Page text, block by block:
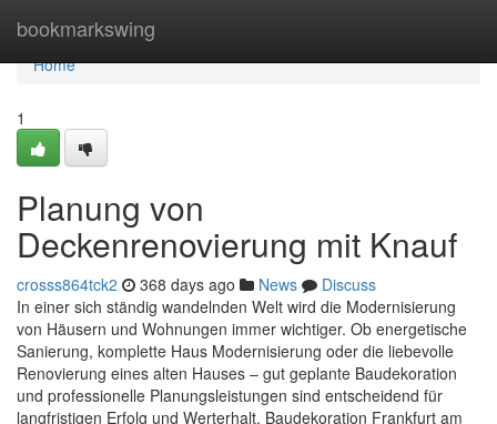
bookmarkswing
Home
Home
1
Planung von
Deckenrenovierung mit Knauf
crosss864tck2 368 days ago News
Discuss
In einer sich ständig wandelnden Welt wird die Modernisierung
von Häusern und Wohnungen immer wichtiger. Ob energetische
Sanierung, komplette Haus Modernisierung oder die liebevolle
Renovierung eines alten Hauses – gut geplante Baudekoration
und professionelle Planungsleistungen sind entscheidend für
langfristigen Erfolg und Werterhalt. Baudekoration Frankfurt am